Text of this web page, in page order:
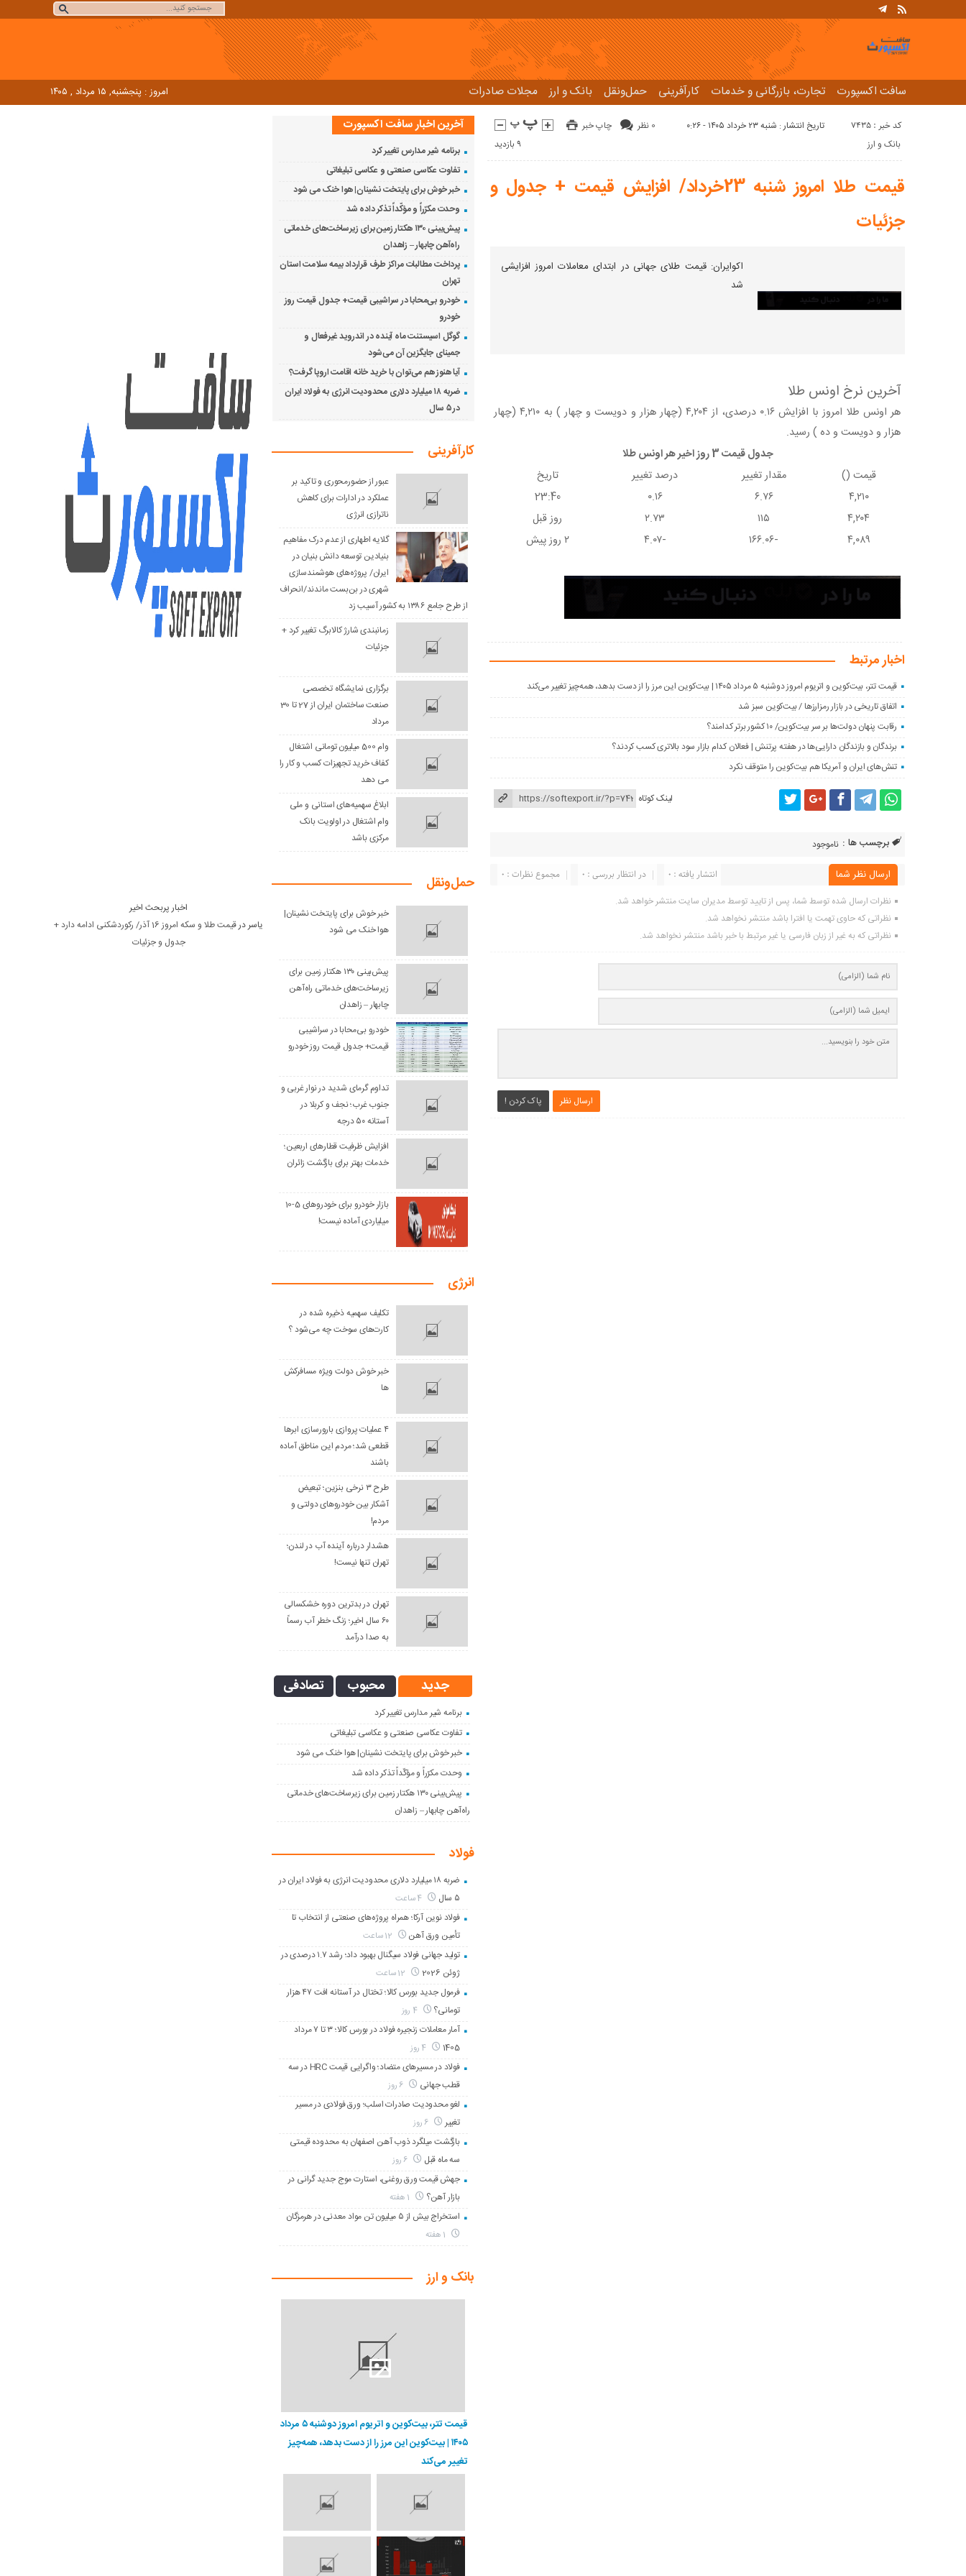
سافت اکسپورت تجارت، بازرگانی و خدمات کارآفرینی حمل‌و‌نقل بانک و ارز مجلات صادرات امروز : پنجشنبه, ۱۵ مرداد , ۱۴۰۵
کد خبر : 7435 تاریخ انتشار : شنبه ۲۳ خرداد ۱۴۰۵ - ۰:۲۶ چاپ خبر
0 نظر
بانک و ارز
9 بازدید
قیمت طلا امروز شنبه 23خرداد/ افزایش قیمت + جدول و
جزئیات
اکوایران: قیمت طلای جهانی در ابتدای معاملات امروز افزایشی
شد
آخرین نرخ اونس طلا
هر اونس طلا امروز با افزایش ۰.۱۶ درصدی، از ۴,۲۰۴ (چهار هزار و دویست و چهار ) به ۴,۲۱۰ (چهار
هزار و دویست و ده ) رسید.
جدول قیمت 3 روز اخیر هر اونس طلا
قیمت ()
مقدار تغییر درصد تغییر
تاریخ
۴,۲۱۰
۶.۷۶ ۰.۱۶
23:40
۴,۲۰۴
۱۱۵ ۲.۷۳
روز قبل
۴,۰۸۹
-۱۶۶.۰۶ -۴.۰۷ ۲ روز پیش
اخبار مرتبط
قیمت تتر، بیت‌کوین و اتریوم امروز دوشنبه ۵ مرداد ۱۴۰۵ | بیت‌کوین این مرز را از دست بدهد، همه‌چیز تغییر می‌کند
اتفاق تاریخی در بازار رمزارزها / بیت‌کوین سبز شد
رقابت پنهان دولت‌ها بر سر بیت‌کوین/ ۱۰ کشور برتر کدامند؟
برندگان و بازندگان دارایی‌ها در هفته پرتنش | فعالان کدام بازار سود بالاتری کسب کردند؟
تنش‌های ایران و آمریکا هم بیت‌کوین را متوقف نکرد
لینک کوتاه
برچسب ها : ناموجود
ارسال نظر شما مجموع نظرات : 0 در انتظار بررسی : 0 انتشار یافته : 0
نظرات ارسال شده توسط شما، پس از تایید توسط مدیران سایت منتشر خواهد شد.
نظراتی که حاوی تهمت یا افترا باشد منتشر نخواهد شد.
نظراتی که به غیر از زبان فارسی یا غیر مرتبط با خبر باشد منتشر نخواهد شد.
ارسال نظر پاک کردن !
آخرین اخبار سافت اکسپورت
برنامه شیر مدارس تغییر کرد
تفاوت عکاسی صنعتی و عکاسی تبلیغاتی
خبر خوش برای پایتخت نشینان| هوا خنک می شود
وحدت مکرّراً و مؤکّداً تذکر داده شد
پیش‌بینی ۱۳۰ هکتار زمین برای زیرساخت‌های خدماتی
راه‌آهن چابهار – زاهدان
پرداخت مطالبات مراکز طرف قرارداد بیمه سلامت استان
تهران
خودرو بی‌محابا در سراشیبی قیمت+ جدول قیمت روز
خودرو
گوگل اسیستنت ماه آینده در اندروید غیرفعال و
جمینای جایگزین آن می‌شود
آیا هنوز هم می‌توان با خرید خانه اقامت اروپا گرفت؟
ضربه ۱۸ میلیارد دلاری محدودیت انرژی به فولاد ایران
در ۵ سال
کارآفرینی
عبور از حضورمحوری و تاکید بر
عملکرد در ادارات برای کاهش
ناترازی انرژی
گلایه اطهاری از عدم درک مفاهیم
بنیادین توسعه دانش بنیان در
ایران/ پروژه‌های هوشمندسازی
شهری در بن‌بست ماندند/انحراف
از طرح جامع ۱۳۸۶ به کشور آسیب زد
زمانبندی شارژ کالابرگ تغییر کرد +
جزئیات
برگزاری نمایشگاه تخصصی
صنعت ساختمان ایران از 27 تا 30
مرداد
وام 500 میلیون تومانی اشتغال
کفاف خرید تجهیزات کسب و کار را
می دهد
ابلاغ سهمیه‌های استانی و ملی
وام اشتغال در اولویت بانک
مرکزی باشد
حمل‌و‌نقل
خبر خوش برای پایتخت نشینان|
هوا خنک می شود
پیش‌بینی ۱۳۰ هکتار زمین برای
زیرساخت‌های خدماتی راه‌آهن
چابهار – زاهدان
خودرو بی‌محابا در سراشیبی
قیمت+ جدول قیمت روز خودرو
تداوم گرمای شدید در نوار غربی و
جنوب غرب؛ نجف و کربلا در
آستانه ۵۰ درجه
افزایش ظرفیت قطارهای اربعین؛
خدمات بهتر برای بازگشت زائران
بازار خودرو برای خودروهای 5-10
میلیاردی آماده نیست!
انرژی
تکلیف سهمیه ذخیره شده در
کارت‌های سوخت چه می‌شود ؟
خبر خوش دولت ویژه مسافرکش‌
ها
۴ عملیات پروازی بارورسازی ابرها
قطعی شد؛ مردم این مناطق آماده
باشند
طرح ۳ نرخی بنزین؛ تبعیض
آشکار بین خودروهای دولتی و
مردم!
هشدار درباره آینده آب در لندن؛
تهران تنها نیست!
تهران در بدترین دوره خشکسالی
۶۰ سال اخیر؛ زنگ خطر آب رسماً
به صدا درآمد
جدید محبوب تصادفی
برنامه شیر مدارس تغییر کرد
تفاوت عکاسی صنعتی و عکاسی تبلیغاتی
خبر خوش برای پایتخت نشینان| هوا خنک می شود
وحدت مکرّراً و مؤکّداً تذکر داده شد
پیش‌بینی ۱۳۰ هکتار زمین برای زیرساخت‌های خدماتی
راه‌آهن چابهار – زاهدان
فولاد
ضربه ۱۸ میلیارد دلاری محدودیت انرژی به فولاد ایران در
۵ سال
فولاد نوین آرکا؛ همراه پروژه‌های صنعتی از انتخاب تا
تأمین ورق آهن
تولید جهانی فولاد سیگنال بهبود داد؛ رشد ۱.۷ درصدی در
ژوئن 2026
فرمول جدید بورس کالا؛ تختال در آستانه افت ۴۷ هزار
تومانی؟
آمار معاملات زنجیره فولاد در بورس کالا؛ ۳ تا ۷ مرداد
1405
فولاد در مسیرهای متضاد؛ واگرایی قیمت HRC در سه
قطب جهانی
لغو محدودیت صادرات اسلب؛ ورق فولادی در مسیر
تغییر
بازگشت میلگرد ذوب ‌آهن اصفهان به محدوده قیمتی
سه ماه قبل
جهش قیمت ورق روغنی، استارت موج جدید گرانی در
بازار آهن؟
استخراج بیش از ۵ میلیون تن مواد معدنی در هرمزگان
بانک و ارز
قیمت تتر، بیت‌کوین و اتریوم امروز دوشنبه ۵ مرداد
۱۴۰۵ | بیت‌کوین این مرز را از دست بدهد، همه‌چیز
تغییر می‌کند
اخبار پربحث اخیر
یاسردر
قیمت طلا و سکه امروز 16 آذر/ رکوردشکنی ادامه دارد +
جدول و جزئیات